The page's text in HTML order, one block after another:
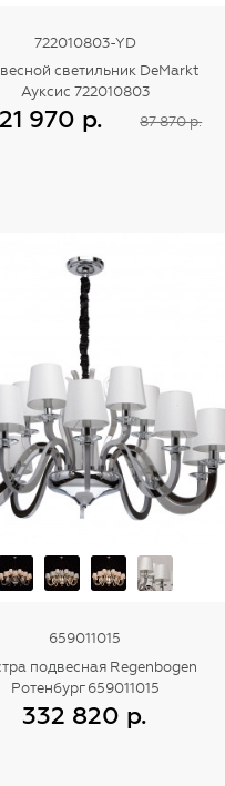
722010803-YD
светильник DeMarkt
Ауксис 722010803
21 970 р.
87 870 р.
659011015
подвесная Regenbogen
Ротенбург 659011015
332 820 р.